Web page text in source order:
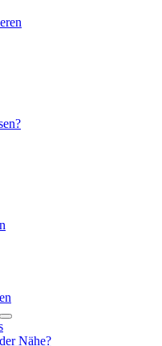
Nähe?